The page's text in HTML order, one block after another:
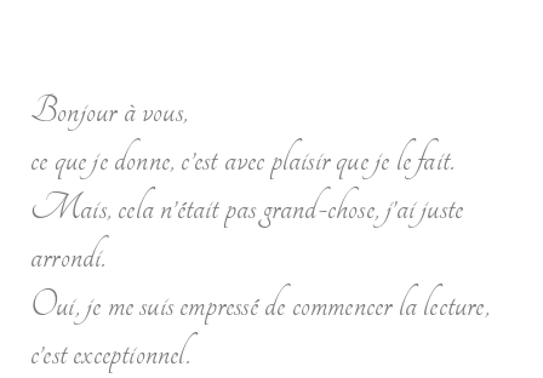
Bonjour à vous,
ce que je donne, c’est avec plaisir que je le fait.
Mais, cela n’était pas grand-chose, j’ai juste
arrondi.
Oui, je me suis empressé de commencer la lecture,
c’est exceptionnel.